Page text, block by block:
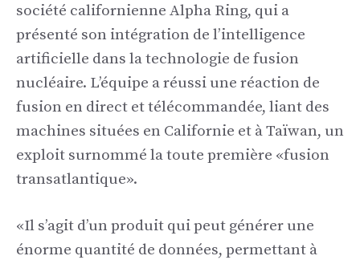
société californienne Alpha Ring, qui a
présenté son intégration de l’intelligence
artificielle dans la technologie de fusion
nucléaire. L’équipe a réussi une réaction de
fusion en direct et télécommandée, liant des
machines situées en Californie et à Taïwan, un
exploit surnommé la toute première «fusion
transatlantique».
«Il s’agit d’un produit qui peut générer une
énorme quantité de données, permettant à